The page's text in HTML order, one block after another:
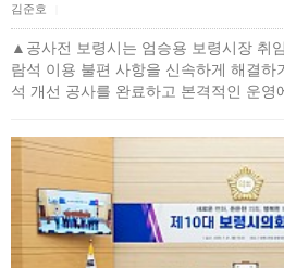
김준호
▲공사전 보령시는 엄승용 보령시장 취
람석 이용 불편 사항을 신속하게 해결하
석 개선 공사를 완료하고 본격적인 운영